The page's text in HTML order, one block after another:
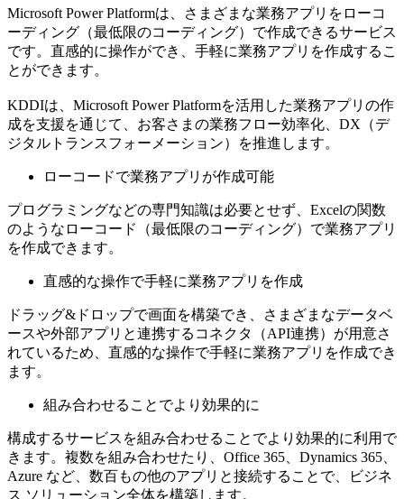
Microsoft Power Platformは、さまざまな業務アプリをローコ
ーディング（最低限のコーディング）で作成できるサービス
です。直感的に操作ができ、手軽に業務アプリを作成するこ
とができます。
KDDIは、Microsoft Power Platformを活用した業務アプリの作
成を支援を通じて、お客さまの業務フロー効率化、DX（デ
ジタルトランスフォーメーション）を推進します。
ローコードで業務アプリが作成可能
プログラミングなどの専門知識は必要とせず、Excelの関数
のようなローコード（最低限のコーディング）で業務アプリ
を作成できます。
直感的な操作で手軽に業務アプリを作成
ドラッグ&ドロップで画面を構築でき、さまざまなデータベ
ースや外部アプリと連携するコネクタ（API連携）が用意さ
れているため、直感的な操作で手軽に業務アプリを作成でき
ます。
組み合わせることでより効果的に
構成するサービスを組み合わせることでより効果的に利用で
きます。複数を組み合わせたり、Office 365、Dynamics 365、
Azure など、数百もの他のアプリと接続することで、ビジネ
ス ソリューション全体を構築します。